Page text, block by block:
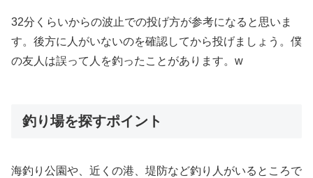
32分くらいからの波止での投げ方が参考になると思いま
す。後方に人がいないのを確認してから投げましょう。僕
の友人は誤って人を釣ったことがあります。w
釣り場を探すポイント
海釣り公園や、近くの港、堤防など釣り人がいるところで